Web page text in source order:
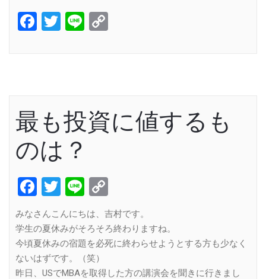
Facebook
Twitter
Line
最も投資に値するも
のは？
Facebook
Twitter
Line
Link
みなさんこんにちは、吉村です。
学生の夏休みがそろそろ終わりますね。
今頃夏休みの宿題を必死に終わらせようとする方も少なく
ないはずです。（笑）
昨日、USでMBAを取得した方の講演会を聞きに行きまし